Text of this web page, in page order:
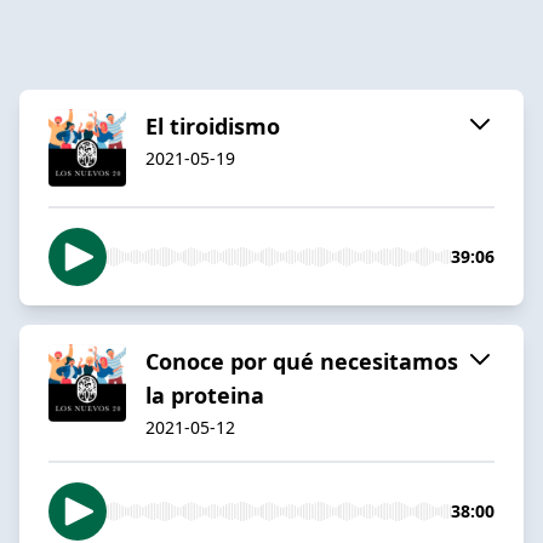
El tiroidismo
2021-05-19
39:06
Conoce por qué necesitamos
la proteina
2021-05-12
38:00